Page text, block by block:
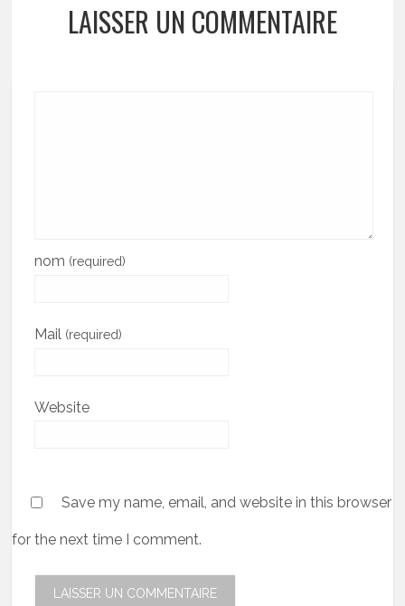
LAISSER UN COMMENTAIRE
nom (required)
Mail (required)
Website
Save my name, email, and website in this browser
for the next time I comment.